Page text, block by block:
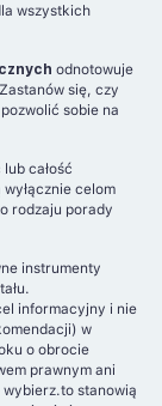
wszystkich
odnotowuje
się, czy
sobie na
całość
celom
rodzaju porady
instrumenty
informacyjny i nie
w
o obrocie
prawnym ani
stanowią